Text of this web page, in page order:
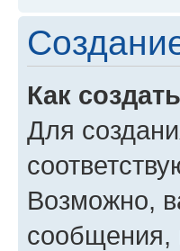
Как
Для
Возможно,
сообщения,